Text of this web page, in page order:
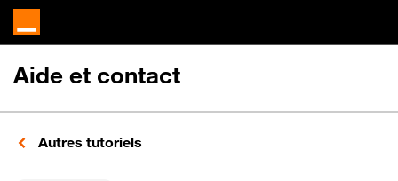
Aide et contact
Autres tutoriels